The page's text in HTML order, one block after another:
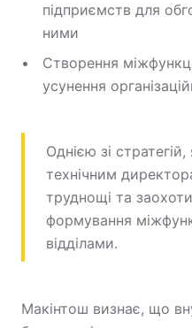
підприємств для
ними
Створення
усунення
Однією зі
технічним
труднощі та
формування
відділами.
Макінтош визнає, що